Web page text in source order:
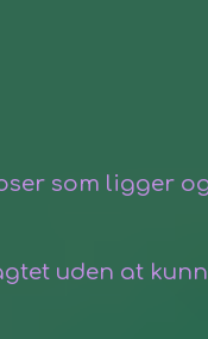
som ligger
uden at